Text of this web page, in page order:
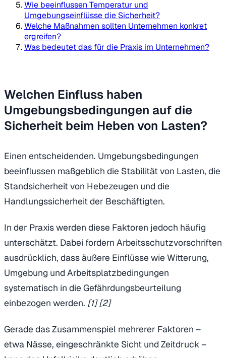
Wie beeinflussen Temperatur und
Umgebungseinflüsse die Sicherheit?
Welche Maßnahmen sollten Unternehmen konkret
ergreifen?
Was bedeutet das für die Praxis im Unternehmen?
Welchen Einfluss haben
Umgebungsbedingungen auf die
Sicherheit beim Heben von Lasten?
Einen entscheidenden. Umgebungsbedingungen
beeinflussen maßgeblich die Stabilität von Lasten, die
Standsicherheit von Hebezeugen und die
Handlungssicherheit der Beschäftigten.
In der Praxis werden diese Faktoren jedoch häufig
unterschätzt. Dabei fordern Arbeitsschutzvorschriften
ausdrücklich, dass äußere Einflüsse wie Witterung,
Umgebung und Arbeitsplatzbedingungen
systematisch in die Gefährdungsbeurteilung
einbezogen werden. [1] [2]
Gerade das Zusammenspiel mehrerer Faktoren –
etwa Nässe, eingeschränkte Sicht und Zeitdruck –